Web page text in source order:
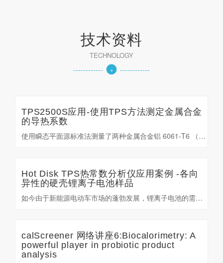
技术资料
TECHNOLOGY
------------ + ------------
TPS2500S应用-使用TPS方法测定金属合金
的导热系数
使用瞬态平面源标准法测量了两种金属合金铝 6061-T6 （Al 6061） 和 ETP 铜 UNS
Hot Disk TPS热常数分析仪应用案例 -各向
异性的硬壳锂离子电池样品
如今由于新能源电动车市场的蓬勃发展，锂离子电池的需求量大幅增加，但层出不穷的安全问题一直在困扰着厂家
calScreener 网络讲座6:Biocalorimetry: A
powerful player in probiotic product
analysis